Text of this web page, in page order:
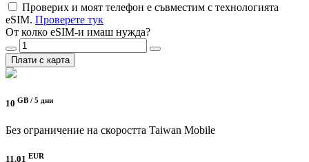
Проверих и моят телефон е съвместим с технологията
eSIM. Проверете тук
От колко eSIM-и имаш нужда?
Плати с карта
10 GB / 5 дни
Без ограничение на скоростта Taiwan Mobile
11.01 EUR